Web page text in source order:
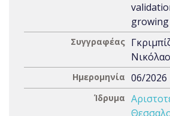
Συγγραφέας
Ημερομηνία 06/2026
Ίδρυμα